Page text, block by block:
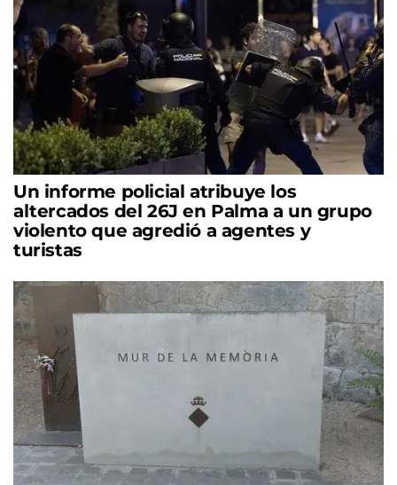
Un informe policial atribuye los
altercados del 26J en Palma a un grupo
violento que agredió a agentes y
turistas